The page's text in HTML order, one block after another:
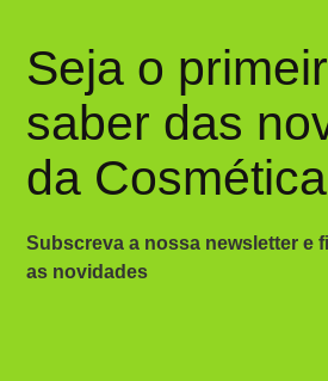
Seja o
saber das
da
Subscreva a nossa newsletter e
as novidades